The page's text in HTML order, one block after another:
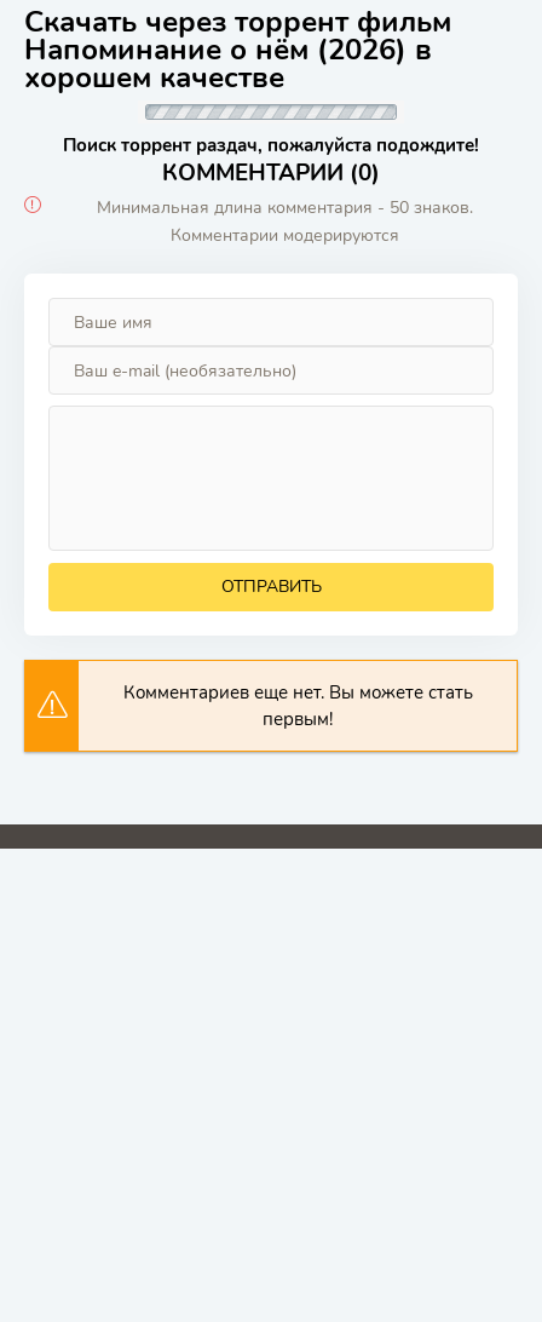
Скачать через торрент фильм
Напоминание о нём (2026) в
хорошем качестве
Поиск торрент раздач, пожалуйста подождите!
КОММЕНТАРИИ (0)
Минимальная длина комментария - 50 знаков.
Комментарии модерируются
ОТПРАВИТЬ
Комментариев еще нет. Вы можете стать
первым!